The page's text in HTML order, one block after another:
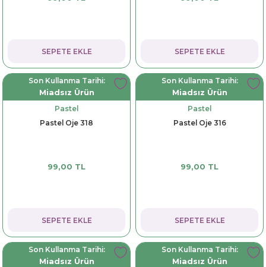
SEPETE EKLE SEPETE EKLE
Son Kullanma Tarihi:
Miadsız Ürün
Pastel
Pastel Oje 318
99,00 TL
SEPETE EKLE
Son Kullanma Tarihi:
Miadsız Ürün
Pastel
Pastel Oje 316
99,00 TL
SEPETE EKLE
Son Kullanma Tarihi:
Miadsız Ürün
Son Kullanma Tarihi:
Miadsız Ürün